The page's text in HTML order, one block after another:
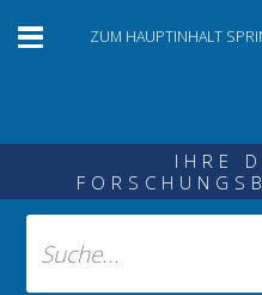
ZUM HAUPTINHALT
IHRE